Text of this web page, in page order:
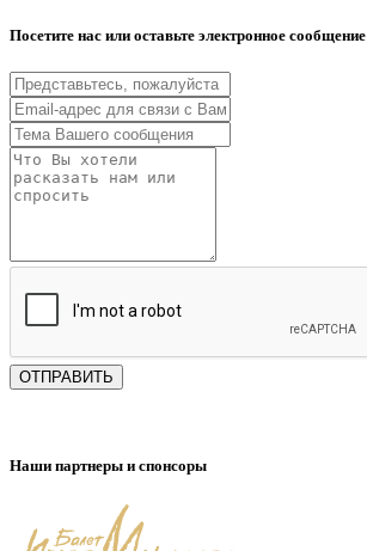
Посетите нас или оставьте электронное сообщение
ОТПРАВИТЬ
Наши партнеры и спонсоры